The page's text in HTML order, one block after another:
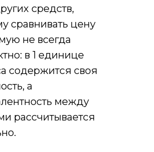
средств,
сравнивать цену
не всегда
в 1 единице
содержится своя
а
между
рассчитывается